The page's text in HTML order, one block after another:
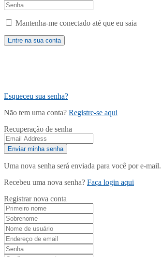
Mantenha-me conectado até que eu saia
Esqueceu sua senha?
Não tem uma conta? Registre-se aqui
Recuperação de senha
Uma nova senha será enviada para você por e-mail.
Recebeu uma nova senha? Faça login aqui
Registrar nova conta